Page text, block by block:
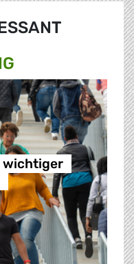
wichtiger